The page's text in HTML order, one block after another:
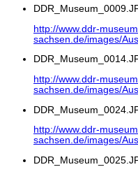
http://www.ddr-
sachsen.de/images/
http://www.ddr-
sachsen.de/images/
http://www.ddr-
sachsen.de/images/